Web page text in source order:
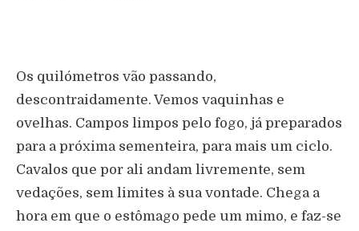
Os quilómetros vão passando,
descontraidamente. Vemos vaquinhas e
ovelhas. Campos limpos pelo fogo, já preparados
para a próxima sementeira, para mais um ciclo.
Cavalos que por ali andam livremente, sem
vedações, sem limites à sua vontade. Chega a
hora em que o estômago pede um mimo, e faz-se